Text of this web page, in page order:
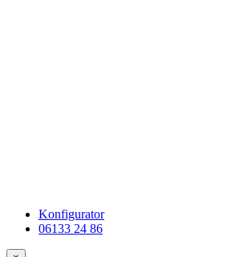
Konfigurator
06133 24 86